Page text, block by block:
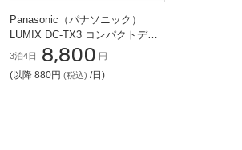
Panasonic（パナソニック）
LUMIX DC-TX3 コンパクトデジ
タルカメラ
3泊4日 8,800 円
(以降 880円 (税込) /日)